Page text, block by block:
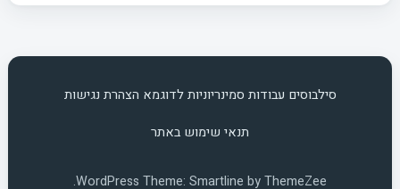
סילבוסים עבודות סמינריוניות לדוגמא הצהרת נגישות
תנאי שימוש באתר
WordPress Theme: Smartline by ThemeZee.